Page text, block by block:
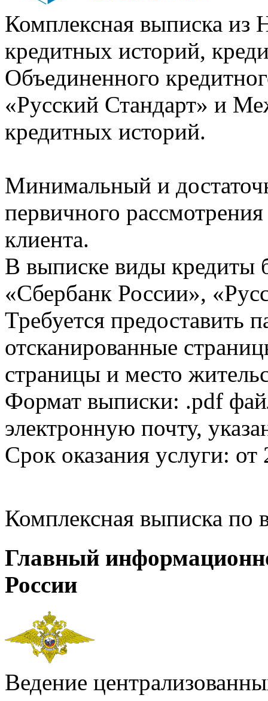
Комплексная выписка из
кредитных историй,
Объединенного
«Русский Стандарт» и
кредитных историй.
Минимальный и
первичного
клиента.
В выписке виды кредиты
«Сбербанк России»,
Требуется предоставить
отсканированные
страницы и место
Формат выписки: .pdf
электронную почту,
Срок оказания услуги: от
Комплексная выписка
Главный
России
Ведение